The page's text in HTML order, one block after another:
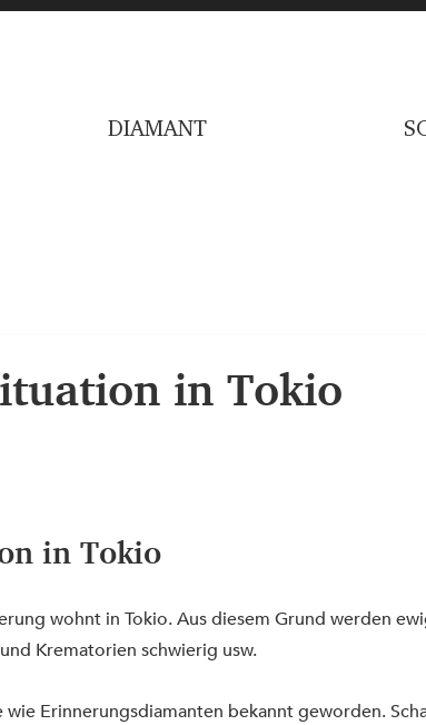
DIAMANT
in Tokio
in Tokio
wohnt in Tokio. Aus diesem Grund werden
Krematorien schwierig usw.
Erinnerungsdiamanten bekannt geworden.